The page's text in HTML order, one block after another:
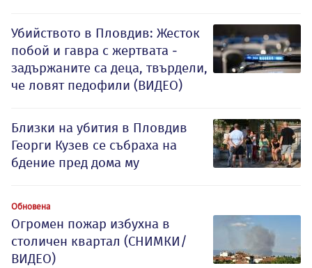
Убийството в Пловдив: Жесток
побой и гавра с жертвата -
задържаните са деца, твърдели,
че ловят педофили (ВИДЕО)
Близки на убития в Пловдив
Георги Кузев се събраха на
бдение пред дома му
Обновена
Огромен пожар избухна в
столичен квартал (СНИМКИ/
ВИДЕО)